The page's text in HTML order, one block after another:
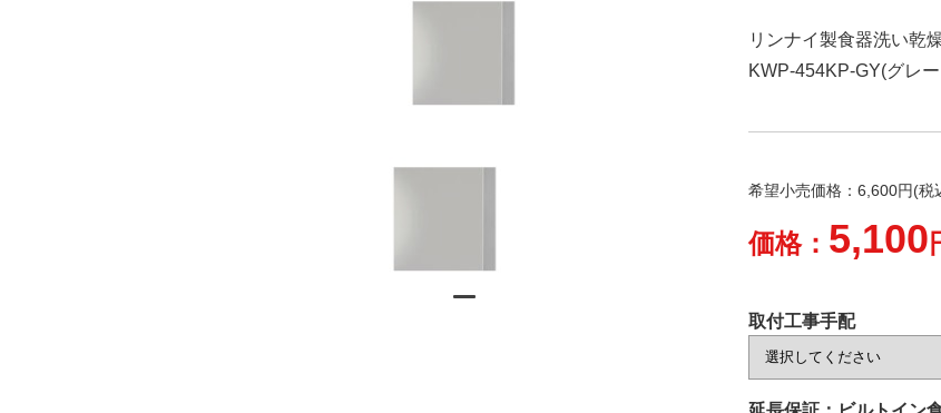
リンナイ製食器洗い乾
KWP-454KP-GY(グレ
希望小売価格：6,600円(税
価格： 5,100
取付工事手配